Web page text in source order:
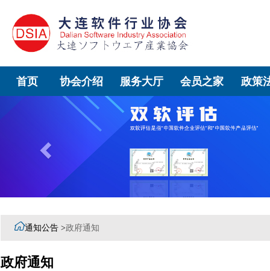
首页 协会介绍 服务大厅 会员之家 政策
Previous
通知公告 >政府通知
政府通知